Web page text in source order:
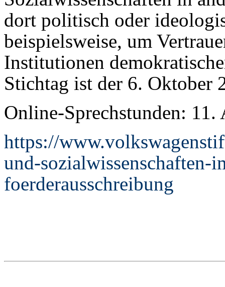
dort politisch oder
beispielsweise, um
Institutionen
Stichtag ist der 6. Oktober
Online-Sprechstunden: 11.
https://
und-sozialwissenschaften-
foerderausschreibung